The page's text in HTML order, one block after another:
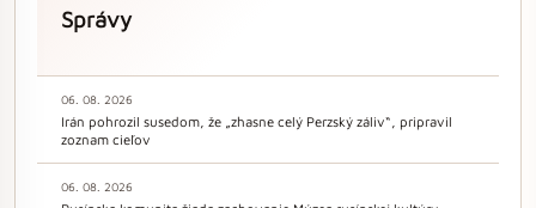
Správy
06. 08. 2026
Irán pohrozil susedom, že „zhasne celý Perzský záliv“, pripravil
zoznam cieľov
06. 08. 2026